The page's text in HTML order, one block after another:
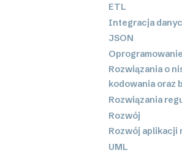
ETL
Integracja
JSON
Rozwiązania o
kodowania oraz
Rozwiązania
Rozwój
Rozwój aplikacji
UML